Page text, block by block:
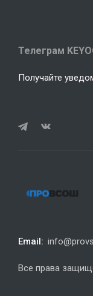
Телеграм
Получайте
Email:
Все права